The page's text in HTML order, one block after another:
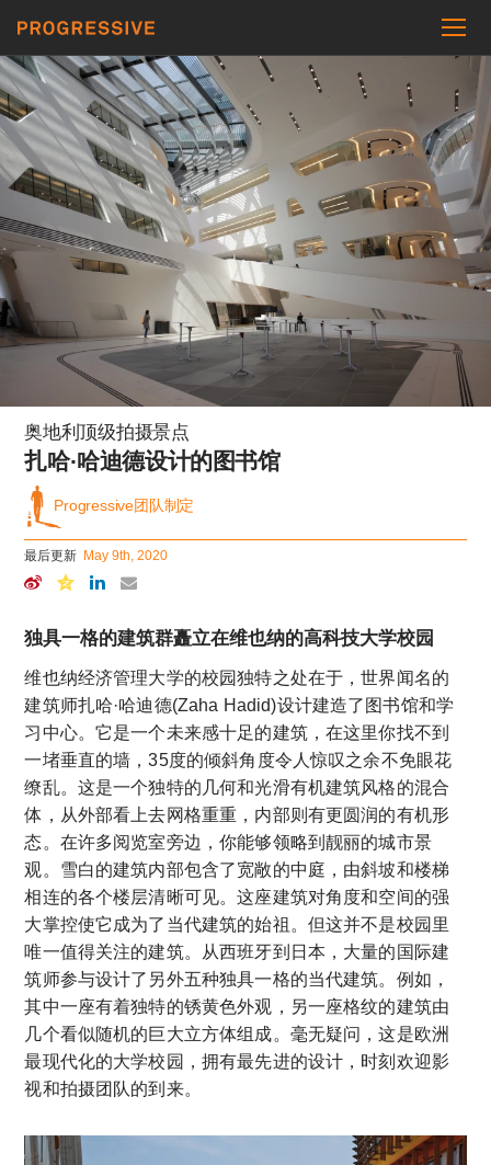
奥地利顶级拍摄景点
扎哈·哈迪德设计的图书馆
独具一格的建筑群矗立在维也纳的高科技大学校园
Progressive团队制定
最后更新 May 9th, 2020
维也纳经济管理大学的校园独特之处在于，世界闻名的
建筑师扎哈·哈迪德(Zaha Hadid)设计建造了图书馆和学
习中心。它是一个未来感十足的建筑，在这里你找不到
一堵垂直的墙，35度的倾斜角度令人惊叹之余不免眼花
缭乱。这是一个独特的几何和光滑有机建筑风格的混合
体，从外部看上去网格重重，内部则有更圆润的有机形
态。在许多阅览室旁边，你能够领略到靓丽的城市景
观。雪白的建筑内部包含了宽敞的中庭，由斜坡和楼梯
相连的各个楼层清晰可见。这座建筑对角度和空间的强
大掌控使它成为了当代建筑的始祖。但这并不是校园里
唯一值得关注的建筑。从西班牙到日本，大量的国际建
筑师参与设计了另外五种独具一格的当代建筑。例如，
其中一座有着独特的锈黄色外观，另一座格纹的建筑由
几个看似随机的巨大立方体组成。毫无疑问，这是欧洲
最现代化的大学校园，拥有最先进的设计，时刻欢迎影
视和拍摄团队的到来。